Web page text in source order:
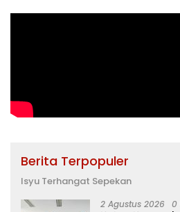
Berita Terpopuler
Isyu Terhangat Sepekan
2 Agustus 2026 0